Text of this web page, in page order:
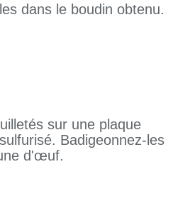
dans le boudin obtenu.
sur une plaque
Badigeonnez-les
d'œuf.